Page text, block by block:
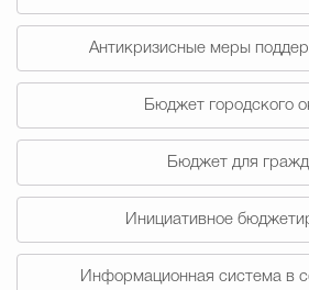
Антикризисные меры
Бюджет городского
Бюджет для
Инициативное
Информационная система в